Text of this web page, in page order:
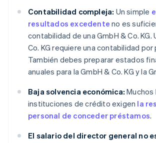
Contabilidad compleja: Un simple
resultados excedente no es
contabilidad de una GmbH & Co. KG.
Co. KG requiere una contabilidad
También debes preparar estados
anuales para la GmbH & Co. KG y la
Baja solvencia económica: Muchos
instituciones de crédito exigen la
personal de conceder préstamos.
El salario del director general no